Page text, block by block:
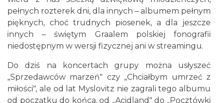
LORD OF THE DANCE 2026
Katowice
2026-12-11
0.09 km
pełnych rozterek dni, dla innych – albumem pełnym
pięknych, choć trudnych piosenek, a dla jeszcze
innych – świętym Graalem polskiej fonografii
niedostępnym w wersji fizycznej ani w streamingu.
Do dziś na koncertach grupy można usłyszeć
„Sprzedawców marzeń" czy „Chciałbym umrzeć z
miłości", ale od lat Myslovitz nie zagrali tego albumu
od początku do końca, od „Acidland" do „Pocztówki